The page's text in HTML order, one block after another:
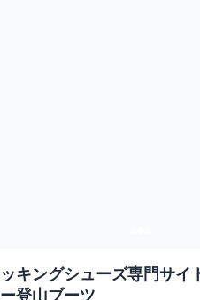
ッキングシューズ専門サイ
登山ブーツ